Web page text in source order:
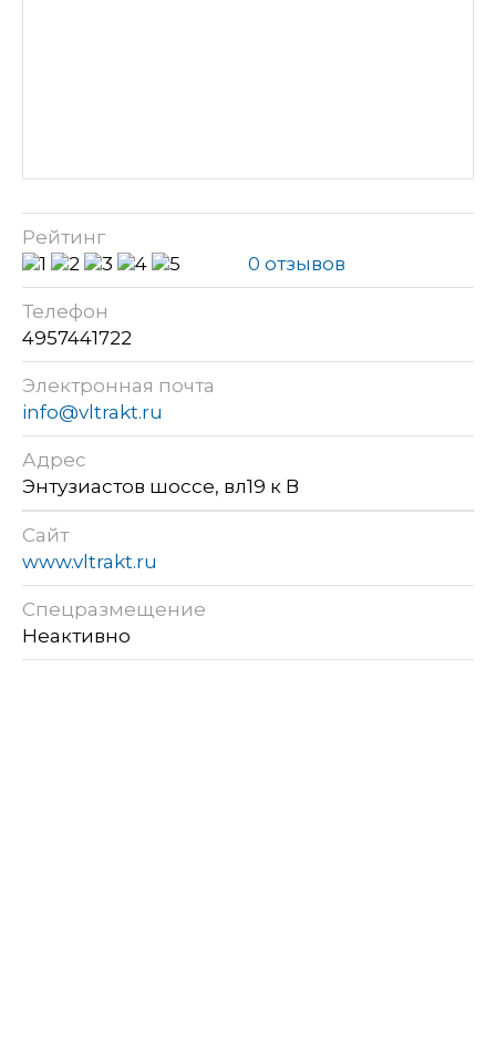
Рейтинг
0 отзывов
Телефон
4957441722
Электронная почта
info@vltrakt.ru
Адрес
Энтузиастов шоссе, вл19 к В
Сайт
www.vltrakt.ru
Спецразмещение
Неактивно